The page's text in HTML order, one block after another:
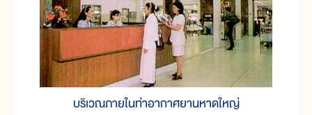
บริเวณภายในท่าอากาศยานหาดใหญ่